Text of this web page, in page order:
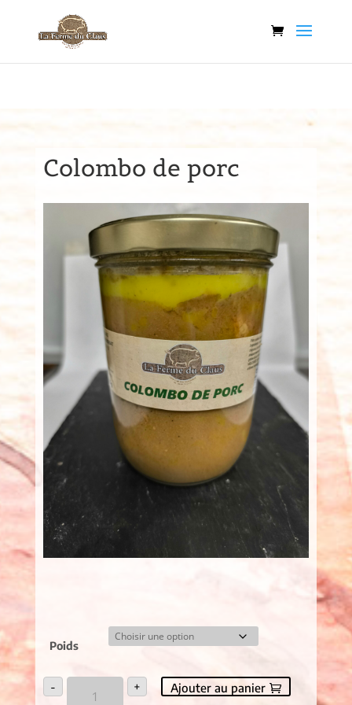
Colombo de porc
Poids
-
quantité
+ Ajouter au panier